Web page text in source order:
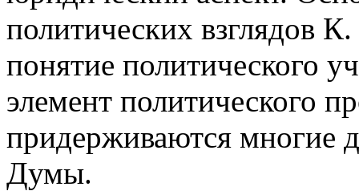
политических взглядов
понятие политического
элемент политического
придерживаются многие
Думы.